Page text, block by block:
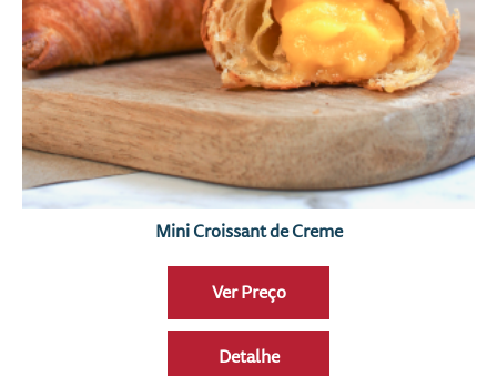
Mini Croissant de Creme
Ver Preço
Detalhe